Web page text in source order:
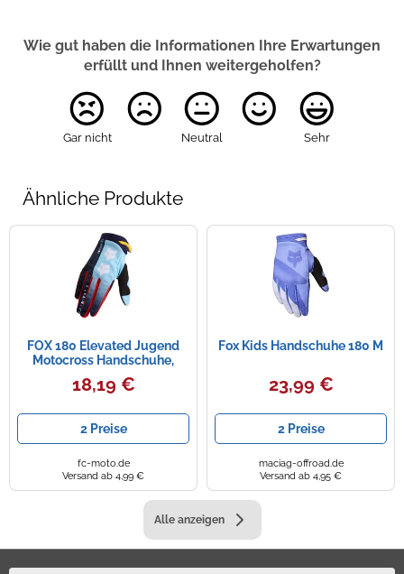
Wie gut haben die Informationen Ihre Erwartungen
erfüllt und Ihnen weitergeholfen?
Gar nicht Neutral Sehr
Ähnliche Produkte
FOX 180 Elevated Jugend
Motocross Handschuhe,
hellblau, Größe S
18,19 €
2 Preise
fc-moto.de
Versand ab 4,99 €
Fox Kids Handschuhe 180 M
23,99 €
2 Preise
maciag-offroad.de
Versand ab 4,95 €
Alle anzeigen